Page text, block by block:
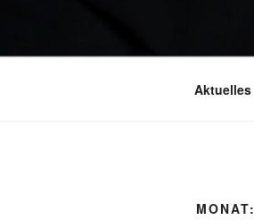
Aktuelles
MONAT: